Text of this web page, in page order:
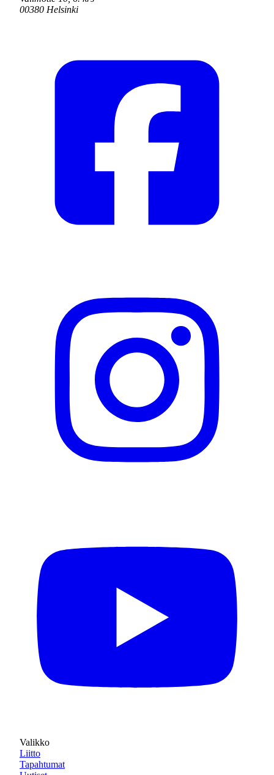
00380 Helsinki
Valikko
Liitto
Tapahtumat